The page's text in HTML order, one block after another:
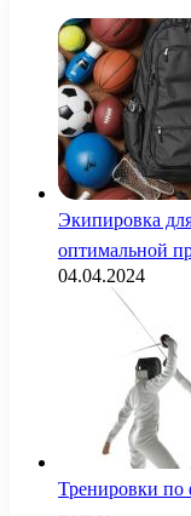
Экипировка
оптимальной
04.04.2024
Тренировки